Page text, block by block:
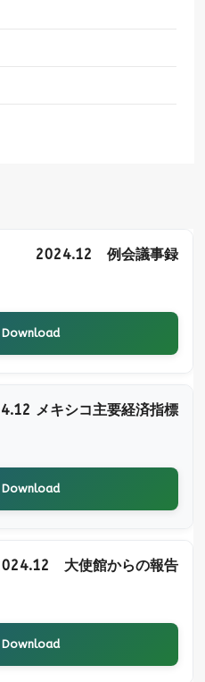
2024.12 例会議事録
メキシコ主要経済指標
大使館からの報告